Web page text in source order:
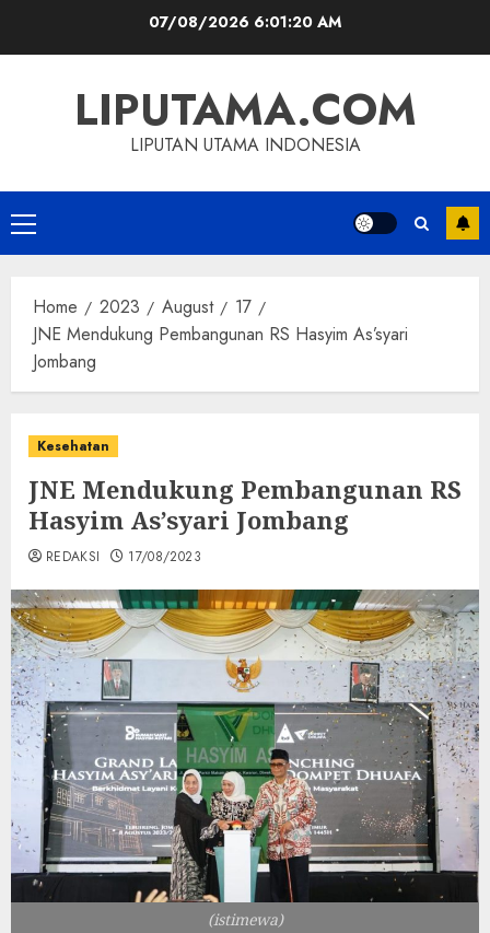
07/08/20266:01:21 AM
LIPUTAMA.COM
LIPUTAN UTAMA INDONESIA
Primary
Menu
Home 2023 August
17
JNE Mendukung Pembangunan RS Hasyim As’syari
Jombang
Kesehatan
JNE Mendukung Pembangunan RS
Hasyim As’syari Jombang
REDAKSI 17/08/2023
(istimewa)